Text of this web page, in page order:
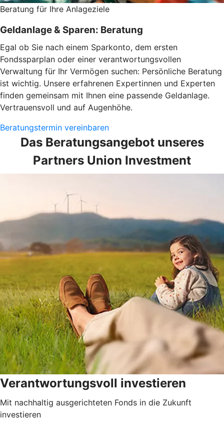
Beratung für Ihre Anlageziele
Geldanlage & Sparen: Beratung
Egal ob Sie nach einem Sparkonto, dem ersten
Fondssparplan oder einer verantwortungsvollen
Verwaltung für Ihr Vermögen suchen: Persönliche Beratung
ist wichtig. Unsere erfahrenen Expertinnen und Experten
finden gemeinsam mit Ihnen eine passende Geldanlage.
Vertrauensvoll und auf Augenhöhe.
Beratungstermin vereinbaren
Das Beratungsangebot unseres
Partners Union Investment
Verantwortungsvoll investieren
Mit nachhaltig ausgerichteten Fonds in die Zukunft
investieren